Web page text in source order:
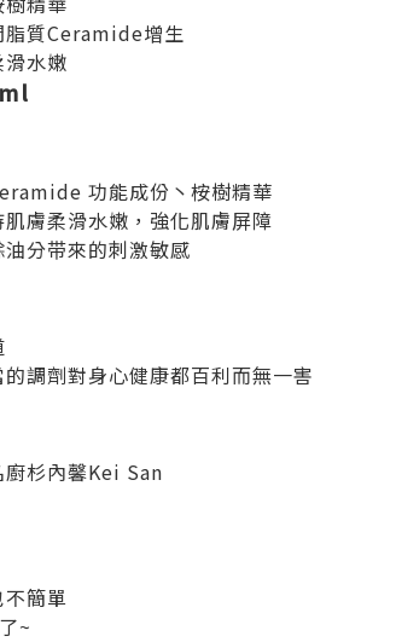
脂質Ceramide增生
水嫩
功能成份丶桉樹精華
膚柔滑水嫩，強化肌膚屏障
分带來的刺激敏感
調劑對身心健康都百利而無一害
杉內馨Kei San
簡單
~